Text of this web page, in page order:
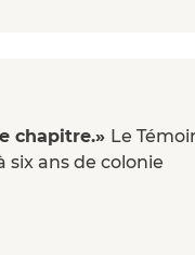
chapitre.» Le
six ans de colonie